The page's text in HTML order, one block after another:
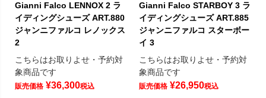
Gianni Falco LENNOX 2 ラ
イディングシューズ ART.880
ジャンニファルコ レノックス
2
こちらはお取りよせ・予約対
象商品です
販売価格 ¥36,300税込
Gianni Falco STARBOY 3 ラ
イディングシューズ ART.885
ジャンニファルコ スターボー
イ 3
こちらはお取りよせ・予約対
象商品です
販売価格 ¥26,950税込